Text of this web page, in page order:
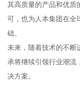
其高质量的产品和优质
可，也为人本集团在全
础。
未来，随着技术的不断
承将继续引领行业潮流
决方案。